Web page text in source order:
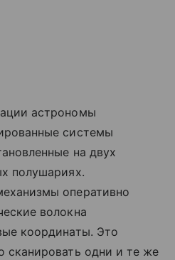
астрономы
системы
на двух
полушариях.
оперативно
волокна
координаты. Это
сканировать одни и те же